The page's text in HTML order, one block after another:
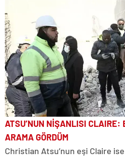
ATSU’NUN NİŞANLISI CLAIRE:
ARAMA GÖRDÜM
Christian Atsu’nun eşi Claire